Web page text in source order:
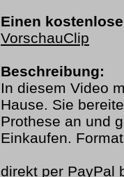
Einen
VorschauClip
Beschreibung:
In diesem Video
Hause. Sie
Prothese an und
Einkaufen.
direkt per PayPal